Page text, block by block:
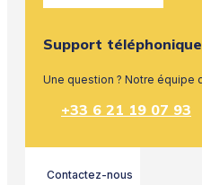
Support téléphonique
Une question ? Notre
+33 6 21 19 07 93
Contactez-nous